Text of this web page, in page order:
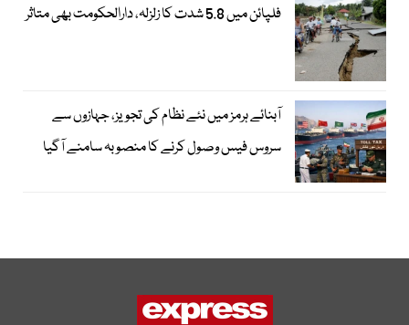
فلپائن میں 5.8 شدت کا زلزلہ، دارالحکومت بھی متاثر
آبنائے ہرمز میں نئے نظام کی تجویز، جہازوں سے
سروس فیس وصول کرنے کا منصوبہ سامنے آگیا